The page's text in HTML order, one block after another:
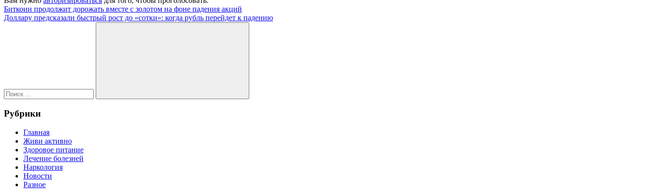
О
нас
Навигация
по
Предыдущая
запись:
Биткоин продолжит дорожать вместе с золотом на фоне падения акций
Следующая
Доллару предсказали быстрый рост до «сотки»: когда рубль перейдет к падению
Поиск
Рубрики
Главная
Живи активно
Здоровое питание
Лечение болезней
Наркология
Новости
Разное